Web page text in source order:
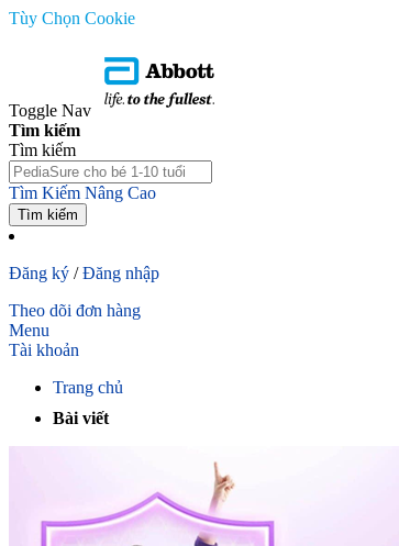
Tùy Chọn Cookie
Toggle Nav
Tìm kiếm
Tìm kiếm
Tìm Kiếm Nâng Cao
Tìm kiếm
Đăng ký /Đăng nhập
Theo dõi đơn hàng
Menu
Tài khoản
Trang chủ
Bài viết